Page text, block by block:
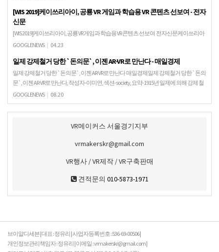
[WIS 2019]케이쓰리아이, 공룡 VR 게임과 학습용 VR 콘텐츠 선보여 - 전자
신문
[WIS 2019]케이쓰리아이, 공룡 VR 게임과 학습용 VR 콘텐츠 선보여 전자신문케이쓰리아
이(대표 이재영)는 'Dino VR 게임'과 'Dino and Me'를 선보였다. 케이쓰리아이는 다년간 축
GOOGLENEWS | 04.23
일제 강제철거 당한 `돈의문`, 이젠 AR·VR로 만난다 - 매일경제
일제 강제철거 당한 `돈의문`, 이젠 AR·VR로 만난다 매일경제일제 강제철거 당한 `돈의
문`, 이젠 AR·VR로 만난다, 작성자-이미연, 섹션-society, 요약-1915년 일제에 의해 강제 철
거됐던 `돈의문(…
GOOGLENEWS | 08.20
VR메이커스 서울경기지부
vrmakerskr@gmail.com
VR행사 / VR제작 / VR구축판매
견적문의 010-5873-1971
브이알디세븐 | 대표 : 정유리 | 사업자등록번호 : 536-69-00506 |
개인정보관리책임자 : 정유리 | 이메일 : vrmakerskr@gmail.com |